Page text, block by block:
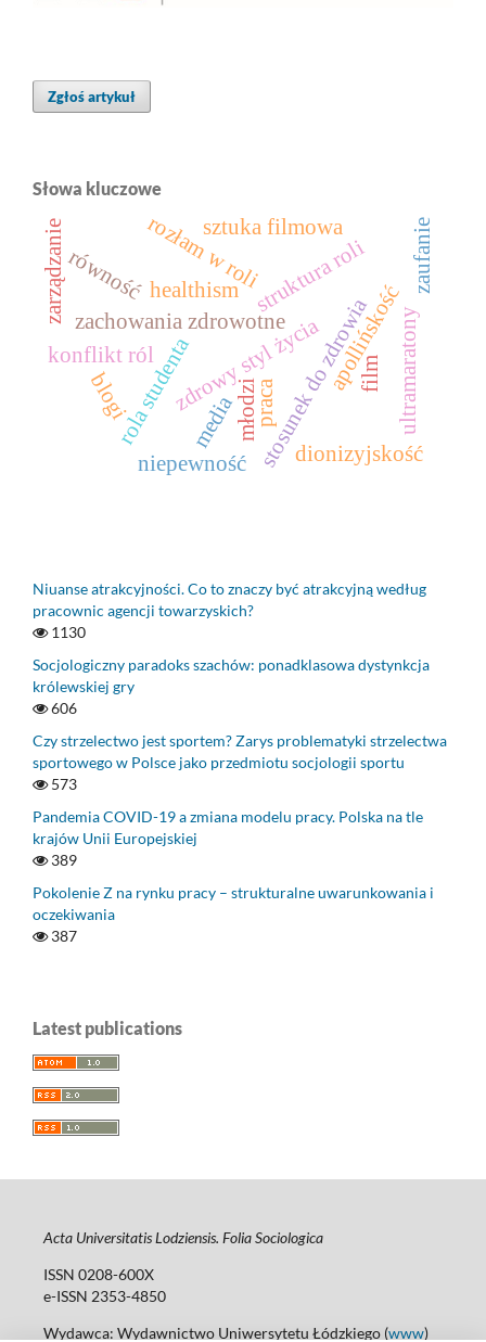
Zgłoś artykuł
Słowa kluczowe
healthism
zdrowy styl życia
stosunek do zdrowia
zachowania zdrowotne
młodzi
rola studenta
struktura roli
konflikt ról
rozłam w roli
praca
apollińskość
dionizyjskość
ultramaratony
blogi
równość
film
sztuka filmowa
niepewność
zaufanie
media
zarządzanie
Niuanse atrakcyjności. Co to znaczy być atrakcyjną według
pracownic agencji towarzyskich?
1130
Socjologiczny paradoks szachów: ponadklasowa dystynkcja
królewskiej gry
606
Czy strzelectwo jest sportem? Zarys problematyki strzelectwa
sportowego w Polsce jako przedmiotu socjologii sportu
573
Pandemia COVID-19 a zmiana modelu pracy. Polska na tle
krajów Unii Europejskiej
389
Pokolenie Z na rynku pracy – strukturalne uwarunkowania i
oczekiwania
387
Latest publications
Acta Universitatis Lodziensis. Folia Sociologica
ISSN 0208-600X
e-ISSN 2353-4850
Wydawca: Wydawnictwo Uniwersytetu Łódzkiego (www)